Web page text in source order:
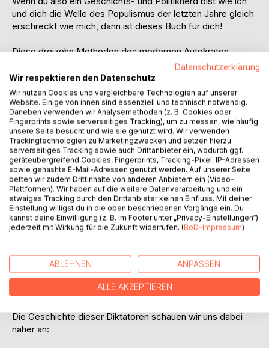
und dich die Welle des Populismus der letzten Jahre gleich
erschreckt wie mich, dann ist dieses Buch für dich!
Diese dreizehn Methoden des modernen Autokraten
- Seien Sie kreativ mit Ihrer Biografie
- Basteln Sie ein Feindbild
- Finden Sie Ideale und unterwandern Sie sie
- Seien Sie nicht für, sondern gegen etwas
- Seien Sie Nationalist. Notfalls internationalistischer
Nationalist
- Die Krise ist Ihre Chance zum Aufstieg
- Ihr Land ist immer in Gefahr
- Die Partei hat immer recht. Sie sind die Partei
- Balancieren Sie zwischen den Weltmächten
- Meistern Sie die Propaganda, knebeln Sie die Medien
- Geht es der Wirtschaft gut, geht es auch Ihnen gut.
- Fördern Sie Ihre Freunde und trennen Sie sich rechtzeitig
von ihnen
- Nutzen Sie die Religion. Seien Sie Auserwählter oder
Die Geschichte dieser Diktatoren schauen wir uns dabei
näher an:
Datenschutzerklärung
Wir respektieren den Datenschutz
Wir nutzen Cookies und vergleichbare Technologien auf unserer
Website. Einige von ihnen sind essenziell und technisch notwendig.
Daneben verwenden wir Analysemethoden (z. B. Cookies oder
Fingerprints sowie serverseitiges Tracking), um zu messen, wie häufig
unsere Seite besucht und wie sie genutzt wird. Wir verwenden
Trackingtechnologien zu Marketingzwecken und setzen hierzu
serverseitiges Tracking sowie auch Drittanbieter ein, wodurch ggf.
geräteübergreifend Cookies, Fingerprints, Tracking-Pixel, IP-Adressen
sowie gehashte E-Mail-Adressen genutzt werden. Auf unserer Seite
betten wir zudem Drittinhalte von anderen Anbietern ein (Video-
Plattformen). Wir haben auf die weitere Datenverarbeitung und ein
etwaiges Tracking durch den Drittanbieter keinen Einfluss. Mit deiner
Einstellung willigst du in die oben beschriebenen Vorgänge ein. Du
kannst deine Einwilligung (z. B. im Footer unter „Privacy-Einstellungen“)
jederzeit mit Wirkung für die Zukunft widerrufen. (BoD-Impressum)
ABLEHNEN ANPASSEN
ALLE AKZEPTIEREN